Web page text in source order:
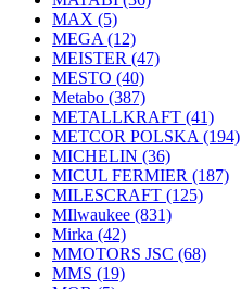
MAX (5)
MEGA (12)
MEISTER (47)
MESTO (40)
Metabo (387)
METALLKRAFT (41)
METCOR POLSKA (194)
MICHELIN (36)
MICUL FERMIER (187)
MILESCRAFT (125)
MIlwaukee (831)
Mirka (42)
MMOTORS JSC (68)
MMS (19)